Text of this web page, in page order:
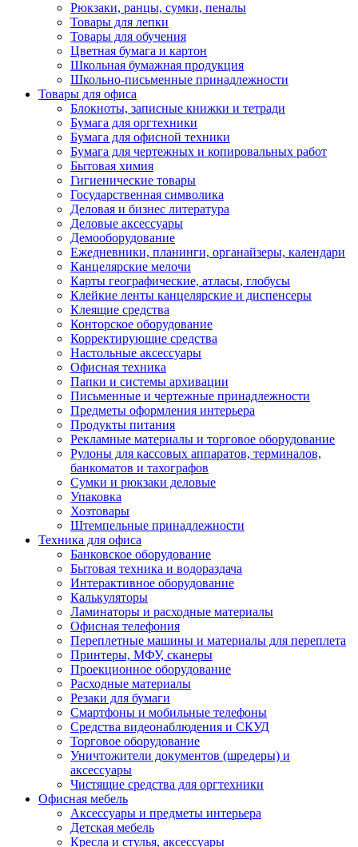
Рюкзаки, ранцы, сумки, пеналы
Товары для лепки
Товары для обучения
Цветная бумага и картон
Школьная бумажная продукция
Школьно-письменные принадлежности
Товары для офиса
Блокноты, записные книжки и тетради
Бумага для оргтехники
Бумага для офисной техники
Бумага для чертежных и копировальных работ
Бытовая химия
Гигиенические товары
Государственная символика
Деловая и бизнес литература
Деловые аксессуары
Демооборудование
Ежедневники, планинги, органайзеры, календари
Канцелярские мелочи
Карты географические, атласы, глобусы
Клейкие ленты канцелярские и диспенсеры
Клеящие средства
Конторское оборудование
Корректирующие средства
Настольные аксессуары
Офисная техника
Папки и системы архивации
Письменные и чертежные принадлежности
Предметы оформления интерьера
Продукты питания
Рекламные материалы и торговое оборудование
Рулоны для кассовых аппаратов, терминалов,
банкоматов и тахографов
Сумки и рюкзаки деловые
Упаковка
Хозтовары
Штемпельные принадлежности
Техника для офиса
Банковское оборудование
Бытовая техника и водораздача
Интерактивное оборудование
Калькуляторы
Ламинаторы и расходные материалы
Офисная телефония
Переплетные машины и материалы для переплета
Принтеры, МФУ, сканеры
Проекционное оборудование
Расходные материалы
Резаки для бумаги
Смартфоны и мобильные телефоны
Средства видеонаблюдения и СКУД
Торговое оборудование
Уничтожители документов (шредеры) и
аксессуары
Чистящие средства для оргтехники
Офисная мебель
Аксессуары и предметы интерьера
Детская мебель
Кресла и стулья, аксессуары